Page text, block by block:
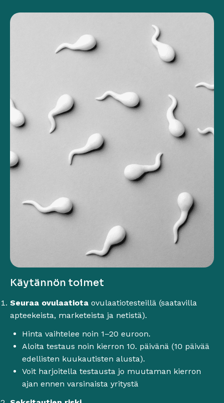
Käytännön toimet
Seuraa ovulaatiota ovulaatiotesteillä (saatavilla
apteekeista, marketeista ja netistä).
Hinta vaihtelee noin 1–20 euroon.
Aloita testaus noin kierron 10. päivänä (10 päivää
edellisten kuukautisten alusta).
Voit harjoitella testausta jo muutaman kierron
ajan ennen varsinaista yritystä